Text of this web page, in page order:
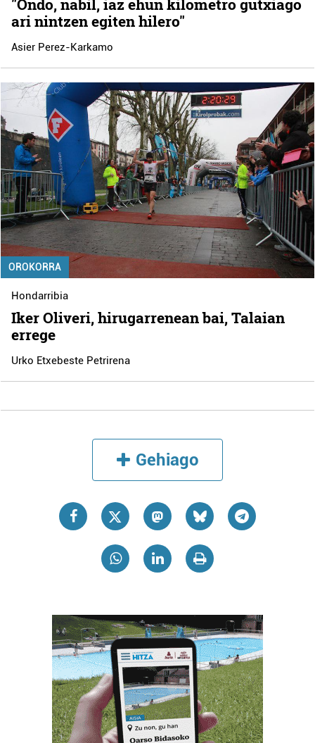
"Ondo, nabil, iaz ehun kilometro gutxiago
ari nintzen egiten hilero"
Asier Perez-Karkamo
OROKORRA
Hondarribia
Iker Oliveri, hirugarrenean bai, Talaian
errege
Urko Etxebeste Petrirena
Gehiago